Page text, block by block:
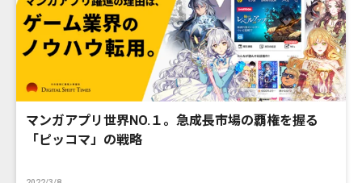
マンガアプリ世界NO.１。急成長市場の覇権を握る
「ピッコマ」の戦略